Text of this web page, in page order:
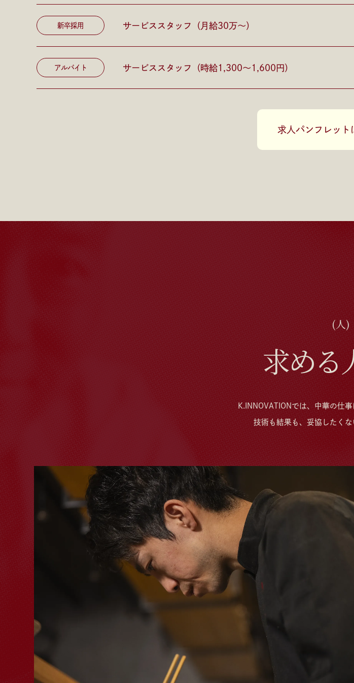
新卒採用 サービススタッフ（月給30万〜）
アルバイト サービススタッフ（時給1,300〜1,600円）
求人パンフレット
(人)
求める
K.INNOVATIONでは、 中華の仕事
技術も結果も、妥協したくな